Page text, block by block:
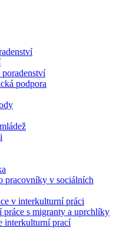
podpora
pracovníky v sociálních
v interkulturní práci
s migranty a uprchlíky
interkulturní prací